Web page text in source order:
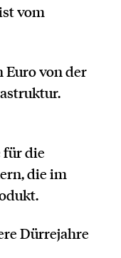
vom
von der
die
die im
Dürrejahre